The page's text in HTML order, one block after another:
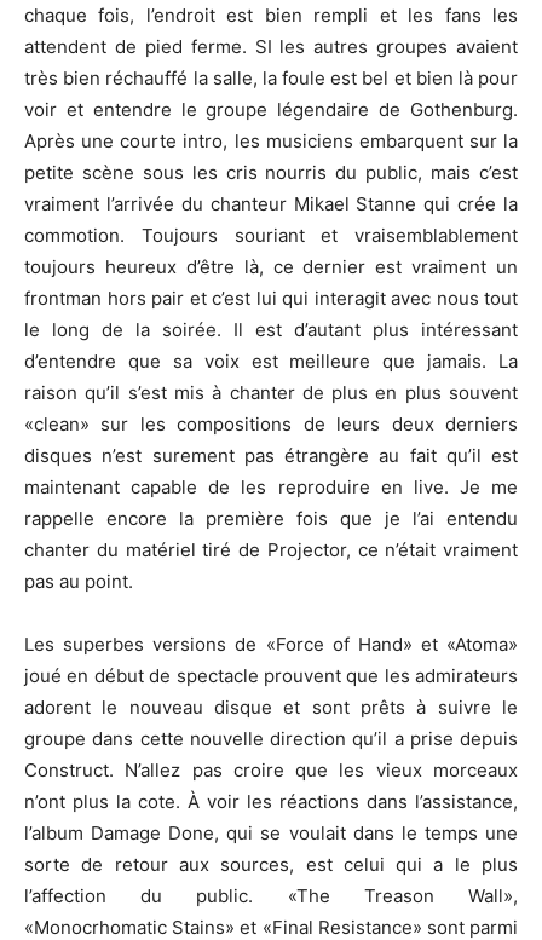
chaque fois, l’endroit est bien rempli et les fans les
attendent de pied ferme. SI les autres groupes avaient
très bien réchauffé la salle, la foule est bel et bien là pour
voir et entendre le groupe légendaire de Gothenburg.
Après une courte intro, les musiciens embarquent sur la
petite scène sous les cris nourris du public, mais c’est
vraiment l’arrivée du chanteur Mikael Stanne qui crée la
commotion. Toujours souriant et vraisemblablement
toujours heureux d’être là, ce dernier est vraiment un
frontman hors pair et c’est lui qui interagit avec nous tout
le long de la soirée. Il est d’autant plus intéressant
d’entendre que sa voix est meilleure que jamais. La
raison qu’il s’est mis à chanter de plus en plus souvent
«clean» sur les compositions de leurs deux derniers
disques n’est surement pas étrangère au fait qu’il est
maintenant capable de les reproduire en live. Je me
rappelle encore la première fois que je l’ai entendu
chanter du matériel tiré de Projector, ce n’était vraiment
pas au point.
Les superbes versions de «Force of Hand» et «Atoma»
joué en début de spectacle prouvent que les admirateurs
adorent le nouveau disque et sont prêts à suivre le
groupe dans cette nouvelle direction qu’il a prise depuis
Construct. N’allez pas croire que les vieux morceaux
n’ont plus la cote. À voir les réactions dans l’assistance,
l’album Damage Done, qui se voulait dans le temps une
sorte de retour aux sources, est celui qui a le plus
l’affection du public. «The Treason Wall»,
«Monocrhomatic Stains» et «Final Resistance» sont parmi